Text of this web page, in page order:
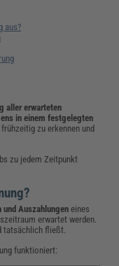
aus?
aller erwarteten
in einem festgelegten
zu erkennen und
zu jedem Zeitpunkt
und Auszahlungen eines
erwartet werden.
tatsächlich fließt.
funktioniert: